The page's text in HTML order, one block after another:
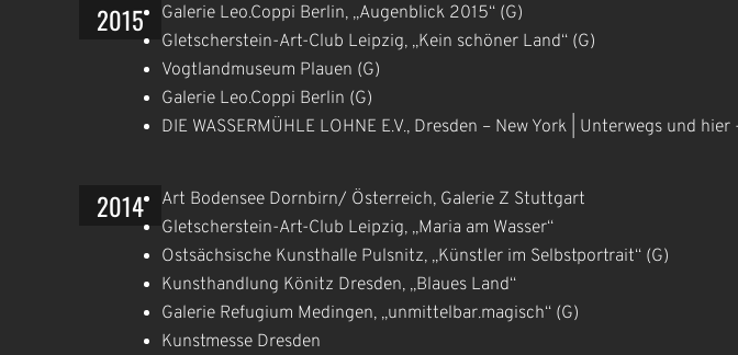
2015
Galerie Leo.Coppi Berlin, „Augenblick 2015“ (G)
Gletscherstein-Art-Club Leipzig, „Kein schöner Land“ (G)
Vogtlandmuseum Plauen (G)
Galerie Leo.Coppi Berlin (G)
DIE WASSERMÜHLE LOHNE E.V., Dresden – New York | Unterwegs und
2014
Art Bodensee Dornbirn/ Österreich, Galerie Z Stuttgart
Gletscherstein-Art-Club Leipzig, „Maria am Wasser“
Ostsächsische Kunsthalle Pulsnitz, „Künstler im Selbstportrait“ (G)
Kunsthandlung Könitz Dresden, „Blaues Land“
Galerie Refugium Medingen, „unmittelbar.magisch“ (G)
Kunstmesse Dresden